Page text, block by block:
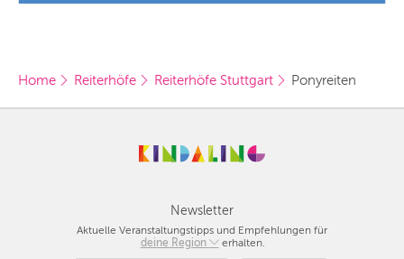
Home Reiterhöfe Reiterhöfe Stuttgart Ponyreiten
Newsletter
Aktuelle Veranstaltungstipps und Empfehlungen für
deine Region
Berlin
erhalten.